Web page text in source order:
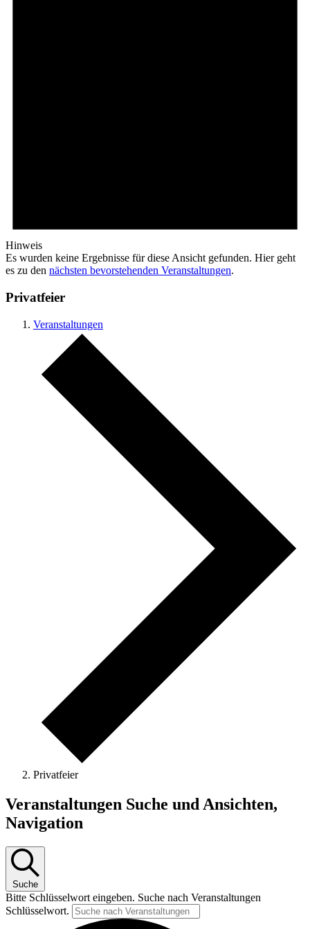
Hinweis
Es wurden keine Ergebnisse für diese Ansicht gefunden. Hier geht
es zu den nächsten bevorstehenden Veranstaltungen.
Privatfeier
Veranstaltungen
Privatfeier
Veranstaltungen Suche und Ansichten,
Navigation
Suche
Bitte Schlüsselwort eingeben. Suche nach Veranstaltungen
Schlüsselwort.